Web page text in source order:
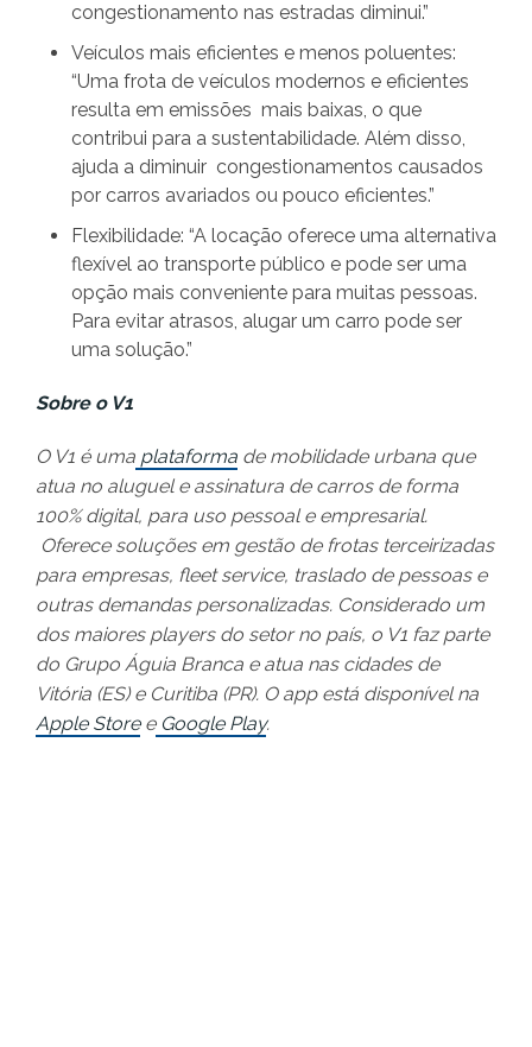
congestionamento nas estradas diminui.”
Veículos mais eficientes e menos poluentes:
“Uma frota de veículos modernos e eficientes
resulta em emissões mais baixas, o que
contribui para a sustentabilidade. Além disso,
ajuda a diminuir congestionamentos causados
por carros avariados ou pouco eficientes.”
Flexibilidade: “A locação oferece uma alternativa
flexível ao transporte público e pode ser uma
opção mais conveniente para muitas pessoas.
Para evitar atrasos, alugar um carro pode ser
uma solução.”
Sobre o V1
O V1 é uma plataforma de mobilidade urbana que
atua no aluguel e assinatura de carros de forma
100% digital, para uso pessoal e empresarial.
Oferece soluções em gestão de frotas terceirizadas
para empresas, fleet service, traslado de pessoas e
outras demandas personalizadas. Considerado um
dos maiores players do setor no país, o V1 faz parte
do Grupo Águia Branca e atua nas cidades de
Vitória (ES) e Curitiba (PR). O app está disponível na
Apple Storee Google Play.